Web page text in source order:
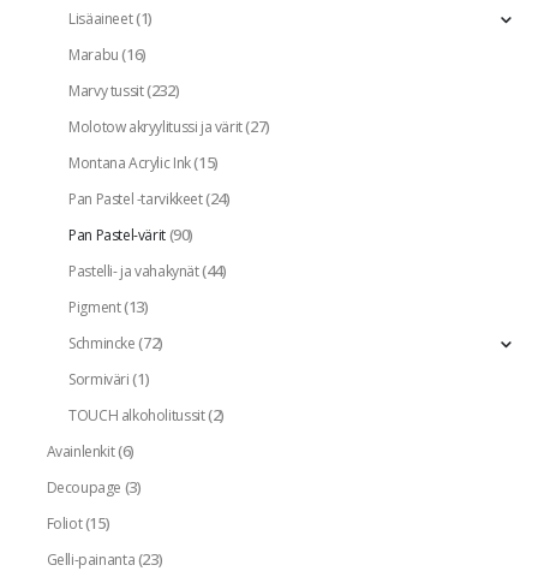
Lisäaineet(1)
Marabu (16)
Marvy tussit(232)
Molotow akryylitussi ja värit(27)
Montana Acrylic Ink(15)
Pan Pastel -tarvikkeet(24)
Pan Pastel-värit(90)
Pastelli- ja vahakynät(44)
Pigment(13)
Schmincke(72)
Sormiväri(1)
TOUCH alkoholitussit(2)
Avainlenkit(6)
Decoupage (3)
Foliot(15)
Gelli-painanta(23)